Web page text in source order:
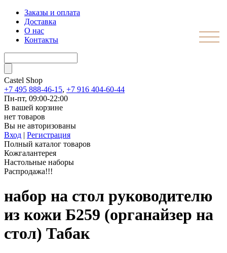
Заказы и оплата
Доставка
О нас
Контакты
Castel Shop
+7 495 888-46-15, +7 916 404-60-44
Пн-пт, 09:00-22:00
В вашей корзине
нет товаров
Вы не авторизованы
Вход | Регистрация
Полный каталог товаров
Кожгалантерея
Настольные наборы
Распродажа!!!
набор на стол руководителю
из кожи Б259 (органайзер на
стол) Табак